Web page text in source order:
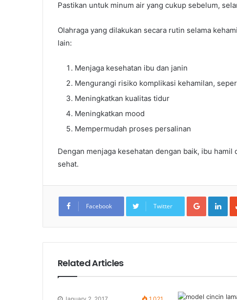
Pastikan untuk minum air yang cukup sebelum,
Olahraga yang dilakukan secara rutin selama
lain:
Menjaga kesehatan ibu dan janin
Mengurangi risiko komplikasi kehamilan,
Meningkatkan kualitas tidur
Meningkatkan mood
Mempermudah proses persalinan
Dengan menjaga kesehatan dengan baik, ibu
sehat.
Facebook Twitter
Google+
Related Articles